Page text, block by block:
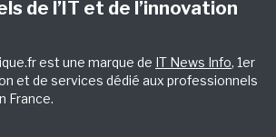
de l’IT et de l’innovation
est une marque de IT News Info, 1er
et de services dédié aux professionnels
France.